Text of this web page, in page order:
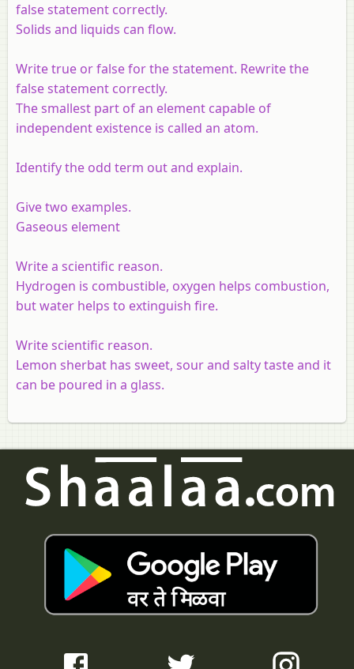
false statement correctly.
Solids and liquids can flow.
Write true or false for the statement. Rewrite the
false statement correctly.
The smallest part of an element capable of
independent existence is called an atom.
Identify the odd term out and explain.
Give two examples.
Gaseous element
Write a scientific reason.
Hydrogen is combustible, oxygen helps combustion,
but water helps to extinguish fire.
Write scientific reason.
Lemon sherbat has sweet, sour and salty taste and it
can be poured in a glass.